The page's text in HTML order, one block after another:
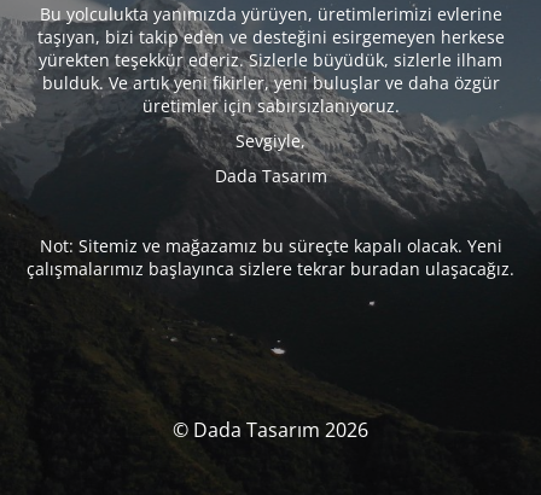
Bu yolculukta yanımızda yürüyen, üretimlerimizi evlerine
taşıyan, bizi takip eden ve desteğini esirgemeyen herkese
yürekten teşekkür ederiz. Sizlerle büyüdük, sizlerle ilham
bulduk. Ve artık yeni fikirler, yeni buluşlar ve daha özgür
üretimler için sabırsızlanıyoruz.
Sevgiyle,
Dada Tasarım
Not: Sitemiz ve mağazamız bu süreçte kapalı olacak. Yeni
çalışmalarımız başlayınca sizlere tekrar buradan ulaşacağız.
© Dada Tasarım 2026